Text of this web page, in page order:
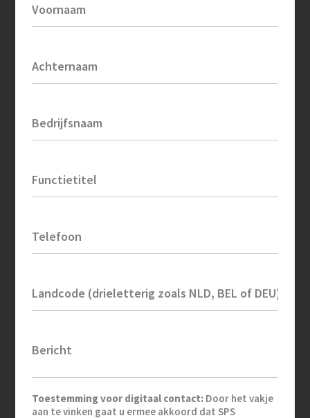
Voornaam
Achternaam
Bedrijfsnaam
Functietitel
Telefoon
Landcode (drieletterig zoals NLD, BEL of DEU)
Bericht
Toestemming voor digitaal contact: Door het vakje
aan te vinken gaat u ermee akkoord dat SPS